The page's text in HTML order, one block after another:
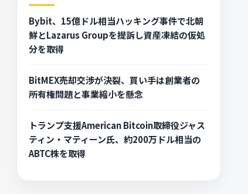
Bybit、15億ドル相当ハッキング事件で北朝
鮮とLazarus Groupを提訴し資産凍結の仮処
分を取得
BitMEX売却交渉が決裂、買い手は創業者の
所有権問題と事業縮小を懸念
トランプ支援American Bitcoin取締役ジャス
ティン・マティーン氏、約200万ドル相当の
ABTC株を取得